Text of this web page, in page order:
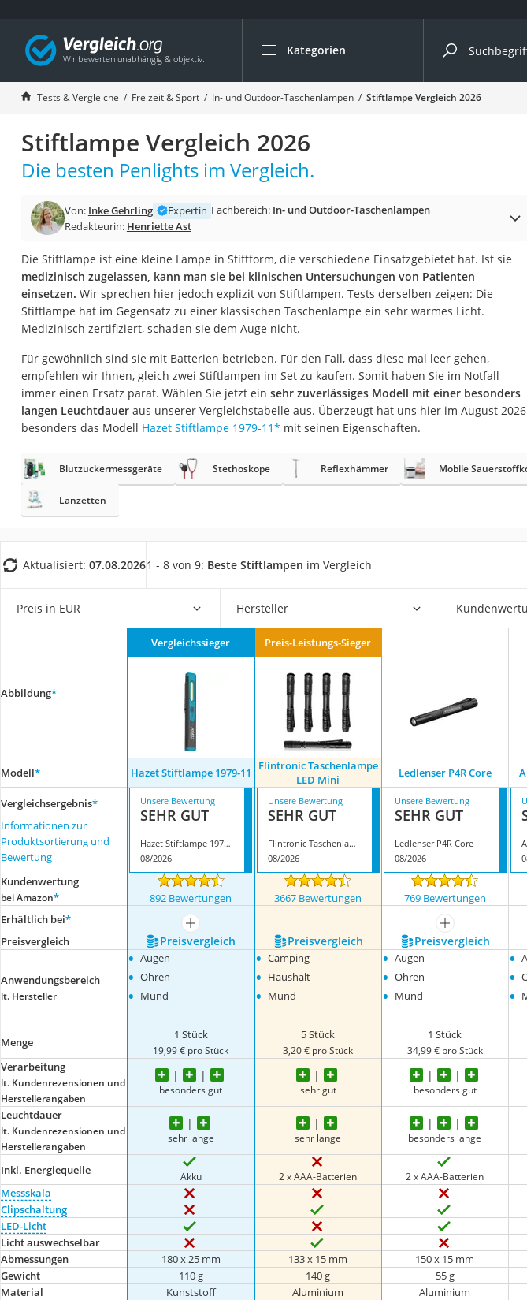
Kategorien
Die beliebtesten Vergleiche nach Kategorie
Freizeit & Sport
Gartentrampolin
Trampolin
Metalldetektor
Eufab-Fahrradträger
Trampolin 366 cm
Aluminium-Koffer
Futterboot
Air Bike
E-Bike-Dreirad
Trekkingschuhe Herren
Reisetasche mit Rollen
Klimmzugstation
Nachtsichtgerät
Faltschloss
Wanderschuhe Herren
Service
Tests & Vergleiche Freizeit & Sport In- und Outdoor-Taschenlampen Stiftlampe Vergleich 2026
Stiftlampe Vergleich 2026
Die besten Penlights im Vergleich.
Von: Inke Gehrling Expertin Fachbereich: In- und Outdoor-Taschenlampen
Redakteurin: Henriette Ast
Die Stiftlampe ist eine kleine Lampe in Stiftform, die verschiedene Einsatzgebietet hat. Ist sie
medizinisch zugelassen, kann man sie bei klinischen Untersuchungen von Patienten
einsetzen. Wir sprechen hier jedoch explizit von Stiftlampen. Tests derselben zeigen: Die
Stiftlampe hat im Gegensatz zu einer klassischen Taschenlampe ein sehr warmes Licht.
Medizinisch zertifiziert, schaden sie dem Auge nicht.
Für gewöhnlich sind sie mit Batterien betrieben. Für den Fall, dass diese mal leer gehen,
empfehlen wir Ihnen, gleich zwei Stiftlampen im Set zu kaufen. Somit haben Sie im Notfall
immer einen Ersatz parat. Wählen Sie jetzt ein sehr zuverlässiges Modell mit einer besonders
langen Leuchtdaueraus unserer Vergleichstabelle aus. Überzeugt hat uns hier im August 2026
besonders das Modell Hazet Stiftlampe 1979-11* mit seinen Eigenschaften.
Blutzuckermessgeräte Stethoskope Reflexhämmer Mobile
Lanzetten
Aktualisiert: 07.08.20261 - 8 von 9: Beste Stiftlampen im Vergleich
Preis in EUR Hersteller
Abbildung*
Vergleichssieger Preis-Leistungs-Sieger
Modell* Hazet Stiftlampe 1979-11
Flintronic Taschenlampe
LED Mini
Ledlenser P4R Core
Vergleichsergebnis*
Informationen zur
Produktsortierung und
Bewertung
Unsere Bewertung
SEHR GUT
Hazet Stiftlampe 1979-11
08/2026
Unsere Bewertung
SEHR GUT
Flintronic Taschenlampe LED Mini
08/2026
Unsere Bewertung
SEHR GUT
Ledlenser P4R Core
08/2026
Kundenwertung
bei Amazon* 892 Bewertungen 3667 Bewertungen 769 Bewertungen
Erhältlich bei*
mehr anzeigen mehr anzeigen
Preis­vergleich
Preis­vergleich Preis­vergleich Preis­vergleich
Anwendungsbereich
lt. Hersteller
• Augen
• Ohren
• Mund
• Camping
• Haushalt
• Mund
• Augen
• Ohren
• Mund
•
•
•
Menge
1 Stück
19,99 € pro Stück
5 Stück
3,20 € pro Stück
1 Stück
34,99 € pro Stück
Verarbeitung
lt. Kundenrezensionen und
Herstellerangaben
besonders gut sehr gut besonders gut
Leuchtdauer
lt. Kundenrezensionen und
Herstellerangaben
sehr lange sehr lange besonders lange
Inkl. Energiequelle Akku 2 x AAA-Batterien 2 x AAA-Batterien
Messskala
Clipschaltung
LED-Licht
Licht auswechselbar
Abmessungen
180 x 25 mm 133 x 15 mm 150 x 15 mm
Gewicht
110 g 140 g 55 g
Material
Kunststoff Aluminium Aluminium